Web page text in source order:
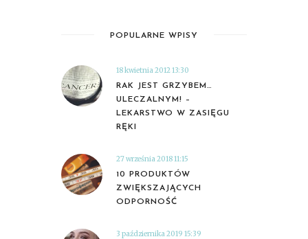
POPULARNE WPISY
18 kwietnia 2012 13:30
RAK JEST GRZYBEM…
ULECZALNYM! –
LEKARSTWO W ZASIĘGU
RĘKI
27 września 2018 11:15
10 PRODUKTÓW
ZWIĘKSZAJĄCYCH
ODPORNOŚĆ
3 października 2019 15:39